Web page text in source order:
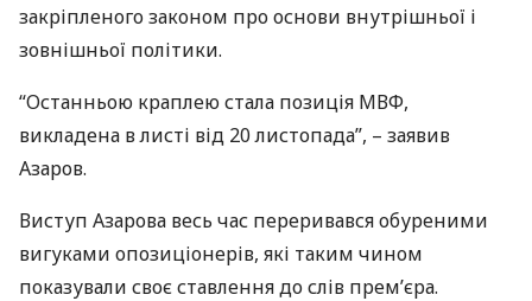
закріпленого законом про основи внутрішньої і
зовнішньої політики.
“Останньою краплею стала позиція МВФ,
викладена в листі від 20 листопада”, – заявив
Азаров.
Виступ Азарова весь час переривався обуреними
вигуками опозиціонерів, які таким чином
показували своє ставлення до слів прем’єра.